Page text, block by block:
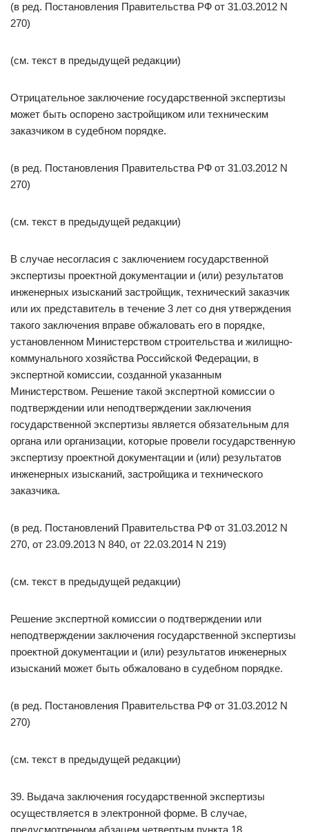
(в ред. Постановления Правительства РФ от 31.03.2012 N
270)
(см. текст в предыдущей редакции)
Отрицательное заключение государственной экспертизы
может быть оспорено застройщиком или техническим
заказчиком в судебном порядке.
(в ред. Постановления Правительства РФ от 31.03.2012 N
270)
(см. текст в предыдущей редакции)
В случае несогласия с заключением государственной
экспертизы проектной документации и (или) результатов
инженерных изысканий застройщик, технический заказчик
или их представитель в течение 3 лет со дня утверждения
такого заключения вправе обжаловать его в порядке,
установленном Министерством строительства и жилищно-
коммунального хозяйства Российской Федерации, в
экспертной комиссии, созданной указанным
Министерством. Решение такой экспертной комиссии о
подтверждении или неподтверждении заключения
государственной экспертизы является обязательным для
органа или организации, которые провели государственную
экспертизу проектной документации и (или) результатов
инженерных изысканий, застройщика и технического
заказчика.
(в ред. Постановлений Правительства РФ от 31.03.2012 N
270, от 23.09.2013 N 840, от 22.03.2014 N 219)
(см. текст в предыдущей редакции)
Решение экспертной комиссии о подтверждении или
неподтверждении заключения государственной экспертизы
проектной документации и (или) результатов инженерных
изысканий может быть обжаловано в судебном порядке.
(в ред. Постановления Правительства РФ от 31.03.2012 N
270)
(см. текст в предыдущей редакции)
39. Выдача заключения государственной экспертизы
осуществляется в электронной форме. В случае,
предусмотренном абзацем четвертым пункта 18